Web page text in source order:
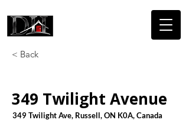
< Back
349 Twilight Avenue
349 Twilight Ave, Russell, ON K0A, Canada